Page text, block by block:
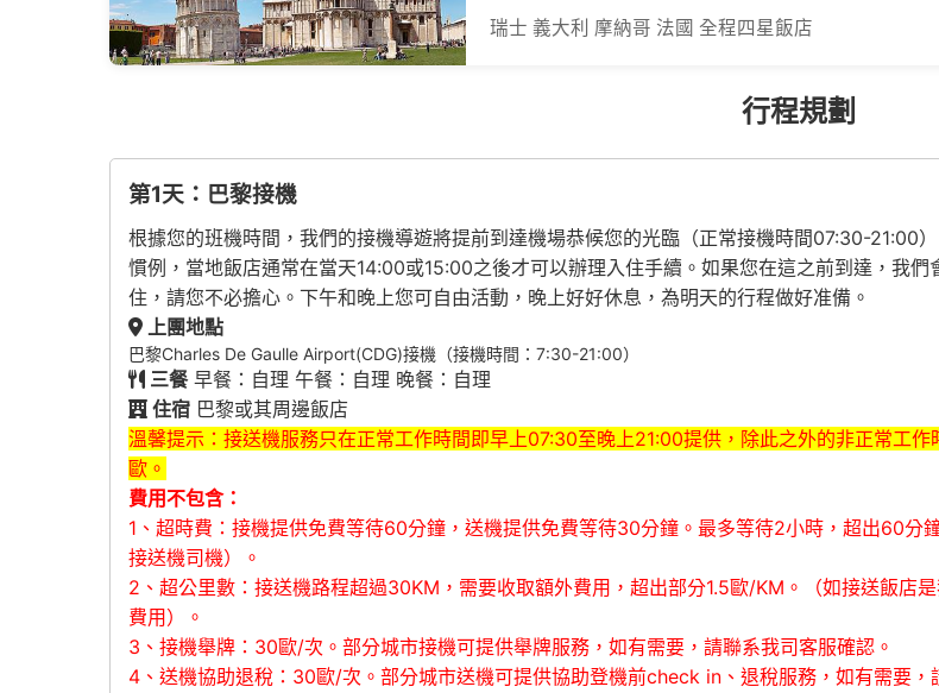
瑞士 義大利 摩納哥 法國 全程四星飯店
行程規劃
第1天：巴黎接機
根據您的班機時間，我們的接機導遊將提前到達機場恭候您的光臨（正常接機時間07:30-21:00
慣例，當地飯店通常在當天14:00或15:00之後才可以辦理入住手續。如果您在這之前到達，我
住，請您不必擔心。下午和晚上您可自由活動，晚上好好休息，為明天的行程做好准備。
上團地點
巴黎Charles De Gaulle Airport(CDG)接機（接機時間：7:30-21:00）
三餐早餐：自理 午餐：自理 晚餐：自理
住宿 巴黎或其周邊飯店
溫馨提示：接送機服務只在正常工作時間即早上07:30至晚上21:00提供，除此之外的非正常工
歐。
費用不包含：
1、超時費：接機提供免費等待60分鐘，送機提供免費等待30分鐘。最多等待2小時，超出60分
接送機司機）。
2、超公里數：接送機路程超過30KM，需要收取額外費用，超出部分1.5歐/KM。（如接送飯店
費用）。
3、接機舉牌：30歐/次。部分城市接機可提供舉牌服務，如有需要，請聯系我司客服確認。
4、送機協助退稅：30歐/次。部分城市送機可提供協助登機前check in、退稅服務，如有需要，